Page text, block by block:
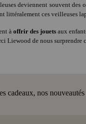
deviennent souvent
littéralement ces veilleuses
à offrir des jouetsaux
Liewood de nous surprendre
cadeaux, nos